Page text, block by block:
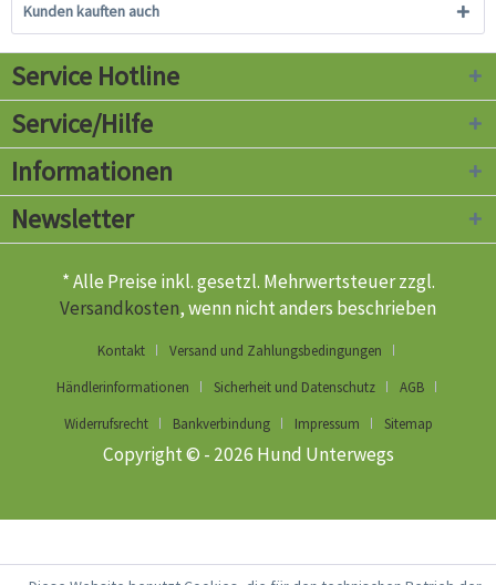
Kunden kauften auch
Service Hotline
Service/Hilfe
Informationen
Newsletter
* Alle Preise inkl. gesetzl. Mehrwertsteuer zzgl.
Versandkosten, wenn nicht anders beschrieben
Kontakt
Versand und Zahlungsbedingungen
Händlerinformationen
Sicherheit und Datenschutz
AGB
Widerrufsrecht
Bankverbindung Impressum Sitemap
Copyright © - 2026 Hund Unterwegs